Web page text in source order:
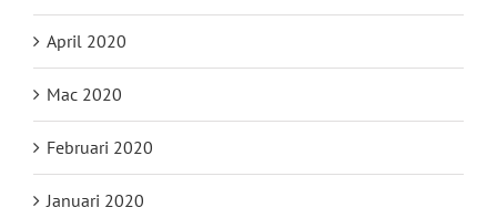
April 2020
Mac 2020
Februari 2020
Januari 2020